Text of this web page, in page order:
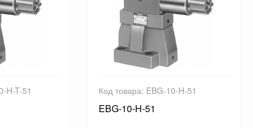
Код товара: EBG-10-H-51 Код товара: EBG-